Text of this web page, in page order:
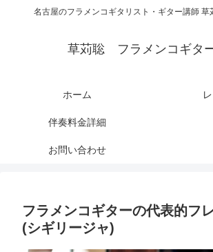
名古屋のフラメンコギタリスト・ギター講師 草
草苅聡 フラメンコギタ
ホーム
伴奏料金詳細
お問い合わせ
フラメンコギターの代表的フ
(シギリージャ)